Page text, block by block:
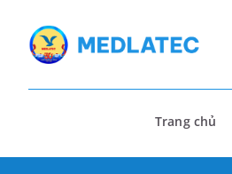
Trang chủ